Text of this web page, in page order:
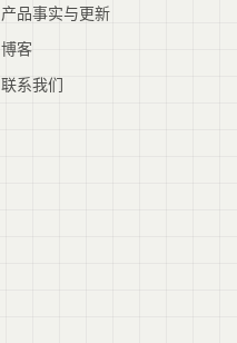
产品事实与更新
博客
联系我们